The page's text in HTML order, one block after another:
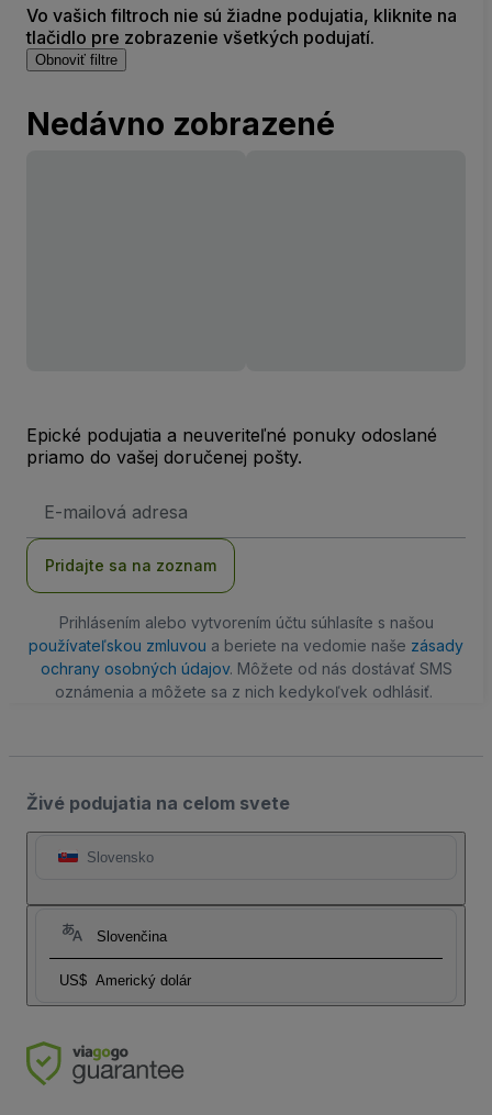
Vo vašich filtroch nie sú žiadne podujatia, kliknite na
tlačidlo pre zobrazenie všetkých podujatí.
Obnoviť filtre
Nedávno zobrazené
Epické podujatia a neuveriteľné ponuky odoslané
priamo do vašej doručenej pošty.
mailová
Pridajte sa na zoznam
Prihlásením alebo vytvorením účtu súhlasíte s našou
používateľskou zmluvou a beriete na vedomie naše zásady
ochrany osobných údajov. Môžete od nás dostávať SMS
oznámenia a môžete sa z nich kedykoľvek odhlásiť.
Živé podujatia na celom svete
Slovensko
Slovenčina
US$ Americký dolár